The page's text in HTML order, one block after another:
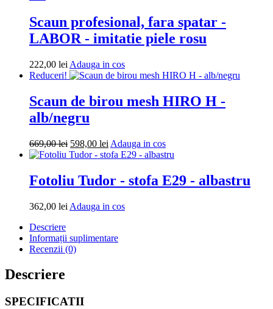
Scaun profesional, fara spatar -
LABOR - imitatie piele rosu
222,00 lei Adauga in cosAdauga
in
Reduceri!
Scaun de birou mesh HIRO H -
alb/negru
669,00lei Prețul
inițial
fost:
669,00 lei.
598,00 lei Prețul
curent
598,00 lei.
Adauga in cosAdauga
in
Fotoliu Tudor - stofa E29 - albastru
362,00 lei Adauga in cosAdauga
Descriere
Informații suplimentare
Recenzii (0)
Descriere
SPECIFICATII